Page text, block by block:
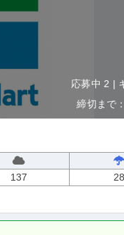
応募中 2 |
締切まで
137